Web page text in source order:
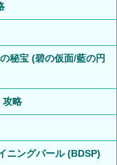
秘宝 (碧の仮面/藍の円
攻略
ニングパール (BDSP)